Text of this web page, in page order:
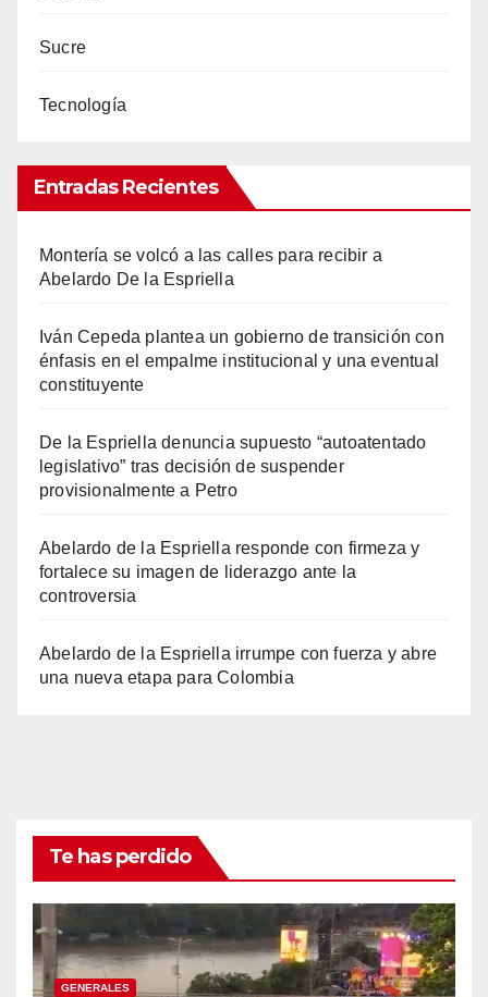
Sucre
Tecnología
Entradas Recientes
Montería se volcó a las calles para recibir a
Abelardo De la Espriella
Iván Cepeda plantea un gobierno de transición con
énfasis en el empalme institucional y una eventual
constituyente
De la Espriella denuncia supuesto “autoatentado
legislativo” tras decisión de suspender
provisionalmente a Petro
Abelardo de la Espriella responde con firmeza y
fortalece su imagen de liderazgo ante la
controversia
Abelardo de la Espriella irrumpe con fuerza y abre
una nueva etapa para Colombia
Te has perdido
GENERALES